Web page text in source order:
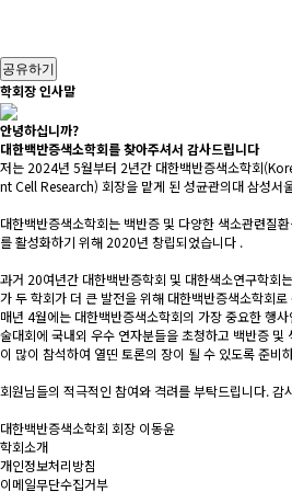
공유하기
학회장 인사말
안녕하십니까?
대한백반증색소학회를 찾아주셔서 감사드립니다
저는 2024년 5월부터 2년간 대한백반증색소학회
nt Cell Research) 회장을 맡게 된 성균관의대 삼성서
대한백반증색소학회는 백반증 및 다양한 색소관련질
를 활성화하기 위해 2020년 창립되었습니다 .
과거 20여년간 대한백반증학회 및 대한색소연구학회
가 두 학회가 더 큰 발전을 위해 대한백반증색소학회
매년 4월에는 대한백반증색소학회의 가장 중요한 행
술대회에 국내외 우수 연자분들을 초청하고 백반증
이 많이 참석하여 열띤 토론의 장이 될 수 있도록 준비
회원님들의 적극적인 참여와 격려를 부탁드립니다. 감
대한백반증색소학회 회장 이동윤
학회소개
개인정보처리방침
이메일무단수집거부